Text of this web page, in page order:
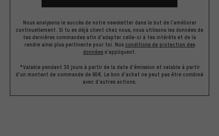
Nous analysons le succès de notre newsletter dans le but de l'améliorer
continuellement. Si tu es déjà client chez nous, nous utilisons les données de
tes dernières commandes afin d'adapter celle-ci à tes intérêts et de la
rendre ainsi plus pertinente pour toi. Nos conditions de protection des
données s'appliquent.
*Valable pendant 30 jours à partir de la date d'émission et valable à partir
d'un montant de commande de 60€. Le bon d'achat ne peut pas être combiné
avec d'autres actions.